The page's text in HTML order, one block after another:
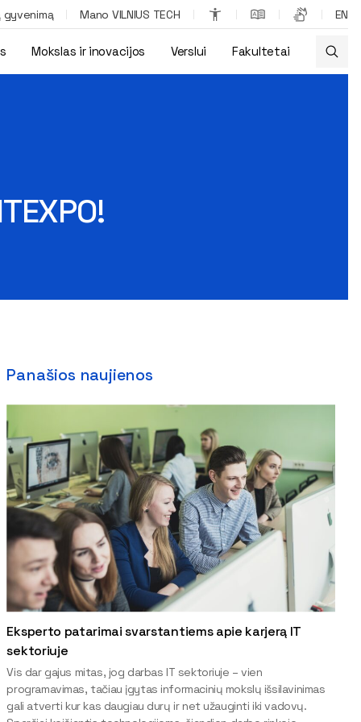
gyvenimą Mano VILNIUS TECH EN
Mokslas ir inovacijos Verslui Fakultetai
Panašios naujienos
Eksperto patarimai svarstantiems apie karjerą IT
sektoriuje
Vis dar gajus mitas, jog darbas IT sektoriuje – vien
programavimas, tačiau įgytas informacinių mokslų išsilavinimas
gali atverti kur kas daugiau durų ir net užauginti iki vadovų.